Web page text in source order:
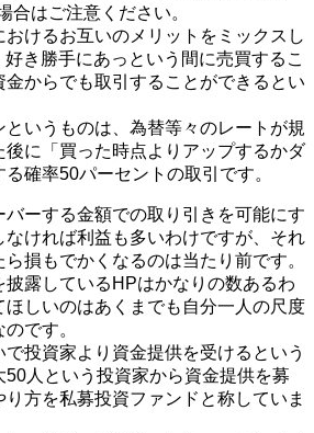
合はご注意ください。
けるお互いのメリットをミックスし
き勝手にあっという間に売買するこ
金からでも取引することができるとい
いうものは、為替等々のレートが規
後に「買った時点よりアップするかダ
確率50パーセントの取引です。
ーする金額での取り引きを可能にす
なければ利益も多いわけですが、それ
損もでかくなるのは当たり前です。
露しているHPはかなりの数あるわ
ほしいのはあくまでも自分一人の尺度
です。
で投資家より資金提供を受けるという
50人という投資家から資金提供を募
方を私募投資ファンドと称していま